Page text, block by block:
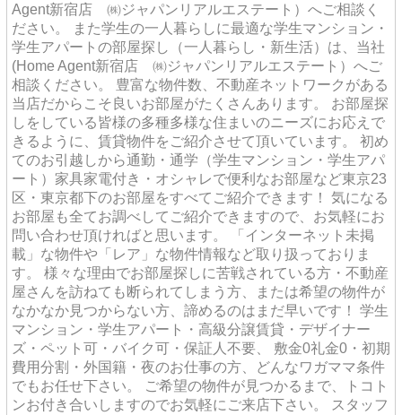
Agent新宿店 ㈱ジャパンリアルエステート）へご相談く
ださい。 また学生の一人暮らしに最適な学生マンション・
学生アパートの部屋探し（一人暮らし・新生活）は、当社
(Home Agent新宿店 ㈱ジャパンリアルエステート）へご
相談ください。 豊富な物件数、不動産ネットワークがある
当店だからこそ良いお部屋がたくさんあります。 お部屋探
しをしている皆様の多種多様な住まいのニーズにお応えで
きるように、賃貸物件をご紹介させて頂いています。 初め
てのお引越しから通勤・通学（学生マンション・学生アパ
ート）家具家電付き・オシャレで便利なお部屋など東京23
区・東京都下のお部屋をすべてご紹介できます！ 気になる
お部屋も全てお調べしてご紹介できますので、お気軽にお
問い合わせ頂ければと思います。 「インターネット未掲
載」な物件や「レア」な物件情報など取り扱っておりま
す。 様々な理由でお部屋探しに苦戦されている方・不動産
屋さんを訪ねても断られてしまう方、または希望の物件が
なかなか見つからない方、諦めるのはまだ早いです！ 学生
マンション・学生アパート・高級分譲賃貸・デザイナー
ズ・ペット可・バイク可・保証人不要、 敷金0礼金0・初期
費用分割・外国籍・夜のお仕事の方、どんなワガママ条件
でもお任せ下さい。 ご希望の物件が見つかるまで、トコト
ンお付き合いしますのでお気軽にご来店下さい。 スタッフ